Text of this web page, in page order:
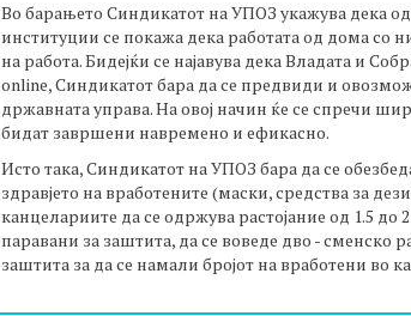
Во барањето Синдикатот на УПОЗ укажува дека
институции се покажа дека работата од дома
на работа. Бидејќи се најавува дека Владата и
online, Синдикатот бара да се предвиди и
државната управа. На овој начин ќе се спречи
бидат завршени навремено и ефикасно.
Исто така, Синдикатот на УПОЗ бара да се
здравјето на вработените (маски, средства за
канцелариите да се одржува растојание од 1.5 до
паравани за заштита, да се воведе дво - сменско
заштита за да се намали бројот на вработени во